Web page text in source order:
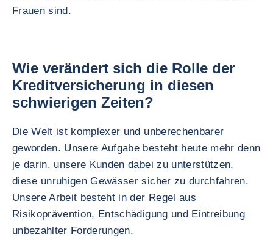
Frauen sind.
Wie verändert sich die Rolle der
Kreditversicherung in diesen
schwierigen Zeiten?
Die Welt ist komplexer und unberechenbarer
geworden. Unsere Aufgabe besteht heute mehr denn
je darin, unsere Kunden dabei zu unterstützen,
diese unruhigen Gewässer sicher zu durchfahren.
Unsere Arbeit besteht in der Regel aus
Risikoprävention, Entschädigung und Eintreibung
unbezahlter Forderungen.